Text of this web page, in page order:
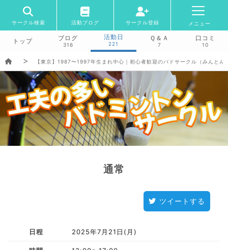
サークル検索 活動ブログ サークル登録 メニュー
トップ ブログ
316
活動日
221
Ｑ＆Ａ
7
口コミ
10
【東京】1987〜1997年生まれ中心｜初心者歓迎のバドサークル（みんとん
通常
ツイートする
日程 2025年7月21日(月)